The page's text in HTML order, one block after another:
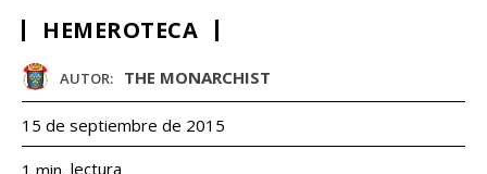
HEMEROTECA
AUTOR: THE MONARCHIST
15 de septiembre de 2015
1 min. lectura